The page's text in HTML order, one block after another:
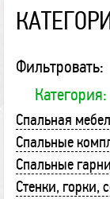
Фильтровать:
Категория:
Спальная
Спальные
Спальные
Стенки, горки,